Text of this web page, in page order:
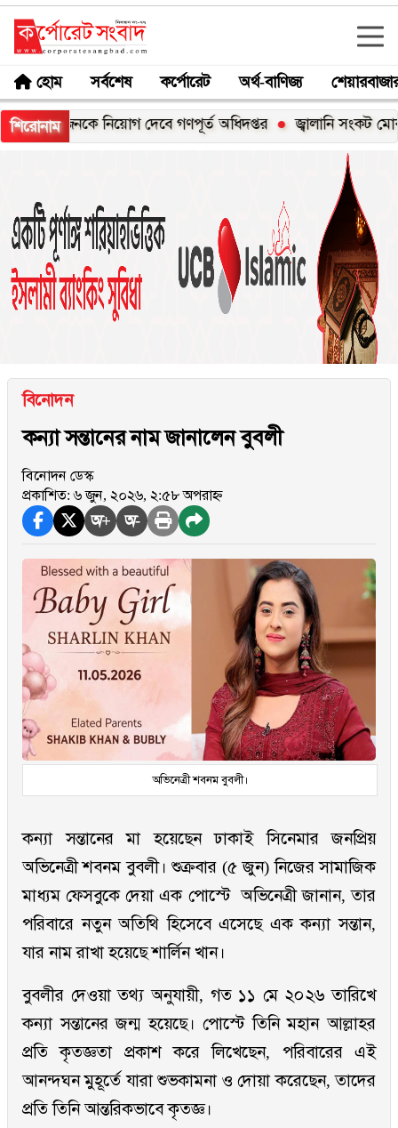
হোম সর্বশেষ কর্পোরেট অর্থ-বাণিজ্য
শিরোনাম
জনকে নিয়োগ দেবে গণপূর্ত অধিদপ্তর জ্বালানি সংকট মোকাবিলায়
বিনোদন
কন্যা সন্তানের নাম জানালেন বুবলী
বিনোদন ডেস্ক
প্রকাশিত: ৬ জুন, ২০২৬, ২:৫৮ অপরাহ্ন
অ+ অ-
অভিনেত্রী শবনম বুবলী।
কন্যা সন্তানের মা হয়েছেন ঢাকাই সিনেমার জনপ্রিয়
অভিনেত্রী শবনম বুবলী। শুক্রবার (৫ জুন) নিজের সামাজিক
মাধ্যম ফেসবুকে দেয়া এক পোস্টে অভিনেত্রী জানান, তার
পরিবারে নতুন অতিথি হিসেবে এসেছে এক কন্যা সন্তান,
যার নাম রাখা হয়েছে শার্লিন খান।
বুবলীর দেওয়া তথ্য অনুযায়ী, গত ১১ মে ২০২৬ তারিখে
কন্যা সন্তানের জন্ম হয়েছে। পোস্টে তিনি মহান আল্লাহর
প্রতি কৃতজ্ঞতা প্রকাশ করে লিখেছেন, পরিবারের এই
আনন্দঘন মুহূর্তে যারা শুভকামনা ও দোয়া করেছেন, তাদের
প্রতি তিনি আন্তরিকভাবে কৃতজ্ঞ।